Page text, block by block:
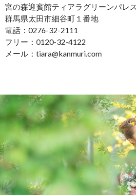
宮の森迎賓館ティアラグリーンパレス
群馬県太田市細谷町１番地
電話：0276-32-2111
フリー：0120-32-4122
メール：tiara@kanmuri.com